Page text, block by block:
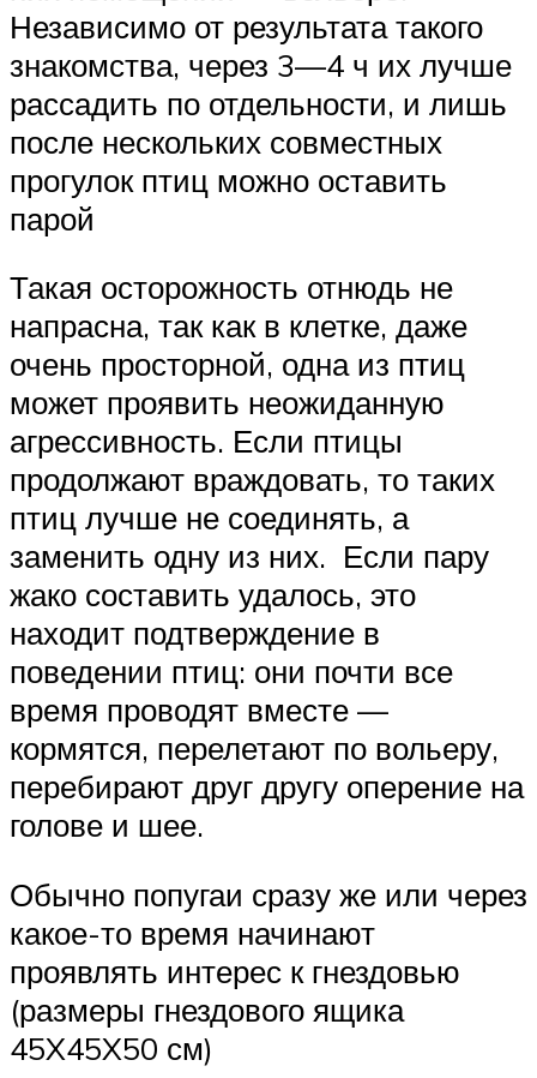
Независимо от результата такого
знакомства, через 3—4 ч их лучше
рассадить по отдельности, и лишь
после нескольких совместных
прогулок птиц можно оставить
парой
Такая осторожность отнюдь не
напрасна, так как в клетке, даже
очень просторной, одна из птиц
может проявить неожиданную
агрессивность. Если птицы
продолжают враждовать, то таких
птиц лучше не соединять, а
заменить одну из них. Если пару
жако составить удалось, это
находит подтверждение в
поведении птиц: они почти все
время проводят вместе —
кормятся, перелетают по вольеру,
перебирают друг другу оперение на
голове и шее.
Обычно попугаи сразу же или через
какое-то время начинают
проявлять интерес к гнездовью
(размеры гнездового ящика
45X45X50 см)